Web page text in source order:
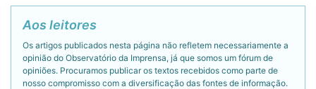
Aos leitores
Os artigos publicados nesta página não refletem necessariamente a
opinião do Observatório da Imprensa, já que somos um fórum de
opiniões. Procuramos publicar os textos recebidos como parte de
nosso compromisso com a diversificação das fontes de informação.